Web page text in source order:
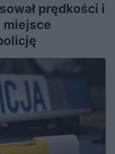
prędkości i
miejsce